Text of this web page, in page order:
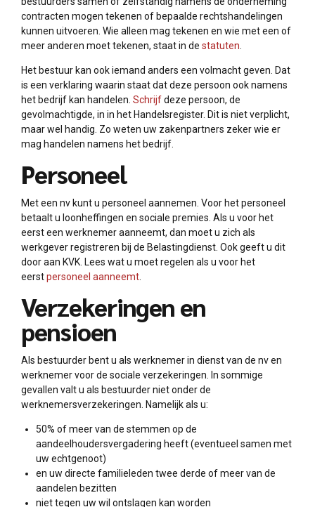
contracten mogen tekenen of bepaalde rechtshandelingen
kunnen uitvoeren. Wie alleen mag tekenen en wie met een of
meer anderen moet tekenen, staat in de statuten
Het bestuur kan ook iemand anders een volmacht geven. Dat
is een verklaring waarin staat dat deze persoon ook namens
het bedrijf kan handelen. Schrijfdeze persoon, de
gevolmachtigde, in in het Handelsregister. Dit is niet verplicht,
maar wel handig. Zo weten uw zakenpartners zeker wie er
mag handelen namens het bedrijf.
Personeel
Met een nv kunt u personeel aannemen. Voor het personeel
betaalt u loonheffingen en sociale premies. Als u voor het
eerst een werknemer aanneemt, dan moet u zich als
werkgever registreren bij de Belastingdienst. Ook geeft u dit
door aan KVK. Lees wat u moet regelen als u voor het
eerstpersoneel aanneemt
Verzekeringen en
pensioen
Als bestuurder bent u als werknemer in dienst van de nv en
werknemer voor de sociale verzekeringen. In sommige
gevallen valt u als bestuurder niet onder de
werknemersverzekeringen. Namelijk als u:
50% of meer van de stemmen op de
aandeelhoudersvergadering heeft (eventueel samen met
uw echtgenoot)
en uw directe familieleden twee derde of meer van de
aandelen bezitten
niet tegen uw wil ontslagen kan worden